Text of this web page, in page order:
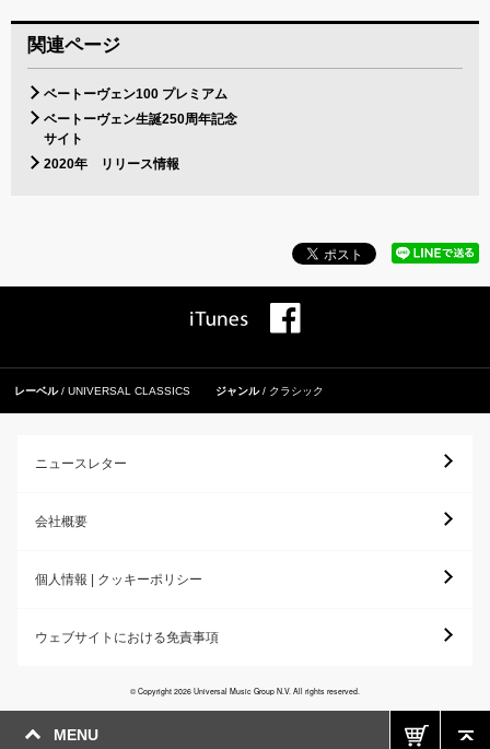
MENU
関連ページ
ベートーヴェン100 プレミアム
ベートーヴェン生誕250周年記念
サイト
2020年 リリース情報
レーベル UNIVERSAL CLASSICS ジャンル クラシック
ニュースレター
会社概要
個人情報 | クッキーポリシー
ウェブサイトにおける免責事項
© Copyright 2026 Universal Music Group N.V. All rights reserved.